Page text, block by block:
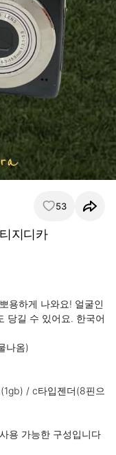
53
지디카
용하게 나와요! 얼굴인
당길 수 있어요. 한국어
나옴)
/ c타입젠더(8핀으
용 가능한 구성입니다